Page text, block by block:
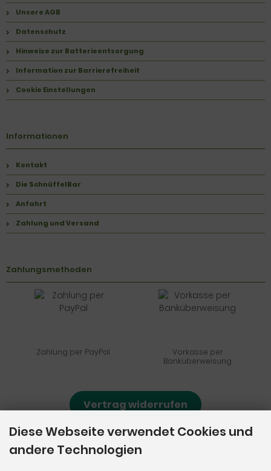
Unsere AGB
Datenschutz
Hinweise zur Batterieentsorgung
Information zur Barrierefreiheit
Cookie Einstellungen
Informationen
Kontakt
Die SchnüffelBar
Anfahrt
Zahlung und Versand
Zahlungsmethoden
Zahlung per PayPal
Vorkasse per
Banküberweisung
Vertrag widerrufen
Diese Webseite verwendet Cookies und
andere Technologien